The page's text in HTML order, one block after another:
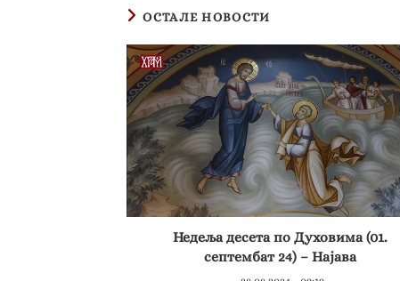
ОСТАЛЕ НОВОСТИ
Недеља десета по Духовима (01.
септембат 24) – Најава